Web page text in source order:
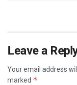
Leave a
Your email address
marked *